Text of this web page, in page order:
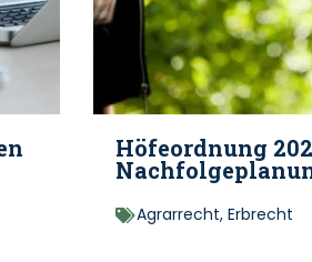
Höfeordnung
Agrarrecht, Erbrecht